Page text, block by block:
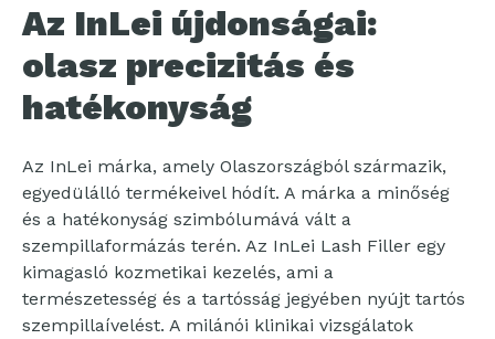
Az InLei újdonságai:
olasz precizitás és
hatékonyság
Az InLei márka, amely Olaszországból származik,
egyedülálló termékeivel hódít. A márka a minőség
és a hatékonyság szimbólumává vált a
szempillaformázás terén. Az InLei Lash Filler egy
kimagasló kozmetikai kezelés, ami a
természetesség és a tartósság jegyében nyújt tartós
szempillaívelést. A milánói klinikai vizsgálatok